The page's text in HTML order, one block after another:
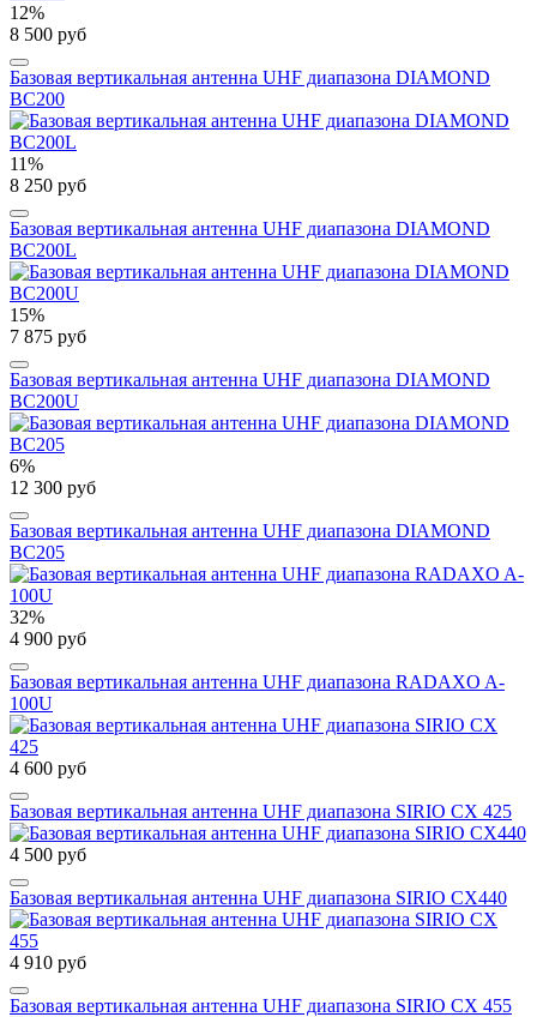
12%
8 500 руб
Базовая вертикальная антенна UHF диапазона DIAMOND
BC200
11%
8 250 руб
Базовая вертикальная антенна UHF диапазона DIAMOND
BC200L
15%
7 875 руб
Базовая вертикальная антенна UHF диапазона DIAMOND
BC200U
6%
12 300 руб
Базовая вертикальная антенна UHF диапазона DIAMOND
BC205
32%
4 900 руб
Базовая вертикальная антенна UHF диапазона RADAXO A-
100U
4 600 руб
Базовая вертикальная антенна UHF диапазона SIRIO CX 425
4 500 руб
Базовая вертикальная антенна UHF диапазона SIRIO CX440
4 910 руб
Базовая вертикальная антенна UHF диапазона SIRIO CX 455